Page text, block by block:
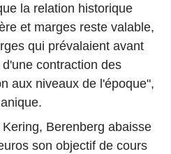
la relation historique
et marges reste valable,
qui prévalaient avant
contraction des
aux niveaux de l'époque",
Berenberg abaisse
son objectif de cours